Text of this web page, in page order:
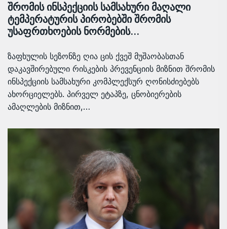
შრომის ინსპექციის სამსახური მაღალი
ტემპერატურის პირობებში შრომის
უსაფრთხოების ნორმების…
ზაფხულის სეზონზე ღია ცის ქვეშ მუშაობასთან
დაკავშირებული რისკების პრევენციის მიზნით შრომის
ინსპექციის სამსახური კომპლექსურ ღონისძიებებს
ახორციელებს. პირველ ეტაპზე, ცნობიერების
ამაღლების მიზნით,…